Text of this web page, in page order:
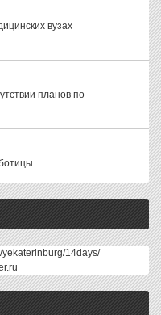
вузах
планов по
14days/